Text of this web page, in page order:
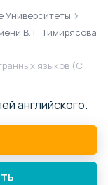
Университеты
В. Г. Тимирясова
языков (С
английского.